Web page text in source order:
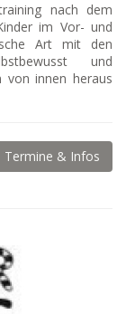
nach dem
im Vor- und
Art mit den
und
von innen heraus
Termine & Infos